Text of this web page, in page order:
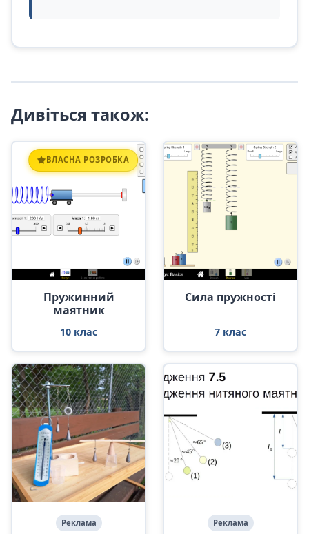
Дивіться також:
ВЛАСНА РОЗРОБКА
Пружинний
маятник
10 клас
Сила пружності
7 клас
Реклама Реклама